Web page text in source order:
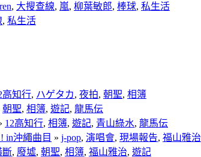
, 大搜查線, 嵐, 柳葉敏郎, 棒球, 私生活
, 私生活
高知行, ハゲタカ, 夜拍, 朝聖, 相簿
朝聖, 相簿, 遊記, 龍馬伝
12高知行, 相簿, 遊記, 青山綠水, 龍馬伝
in沖繩曲目 » j-pop, 演唱會, 現場報告, 福山雅治
斷, 廢墟, 朝聖, 相簿, 福山雅治, 遊記